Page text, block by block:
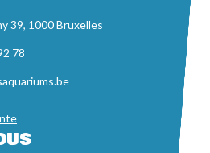
39, 1000 Bruxelles
78